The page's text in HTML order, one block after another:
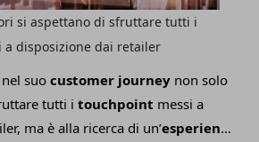
suo customer journey non solo
tutti i touchpoint messi a
ma è alla ricerca di un’esperienza
si aspettano di sfruttare tutti i
a disposizione dai retailer